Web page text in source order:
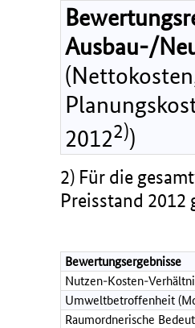
Ausbau-/
20122))
2) Für die
Preisstand 2012
Bewertungsergebnisse
Nutzen-Kosten-
Umweltbetroffenheit
Raumordnerische